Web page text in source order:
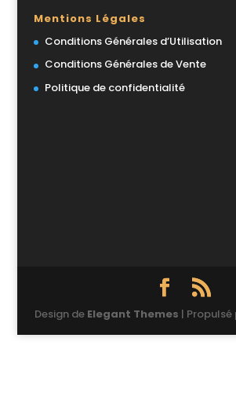
Mentions Légales
Conditions Générales d’Utilisation
Conditions Générales de Vente
Politique de confidentialité
Design de Elegant Themes | Propulsé